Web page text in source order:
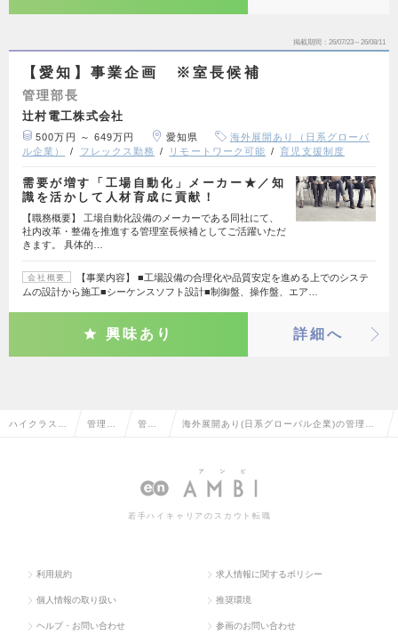
掲載期間 26/07/23～26/08/11
【愛知】事業企画 ※室長候補
管理部長
辻村電工株式会社
500万円 ～ 649万円 愛知県
海外展開あり（日系グローバ
ル企業）
フレックス勤務 リモートワーク可能 育児支援制度
需要が増す「工場自動化」メーカー★／知
識を活かして人材育成に貢献！
【職務概要】 工場自動化設備のメーカーである同社にて、
社内改革・整備を推進する管理室長候補としてご活躍いただ
きます。 具体的…
会社概要
【事業内容】 ■工場設備の合理化や品質安定を進める上でのシステ
ムの設計から施工■シーケンスソフト設計■制御盤、操作盤、エア…
興味あり 詳細へ
ハイクラス求 管理部 管理 海外展開あり(日系グローバル企業)の管理部
若手ハイキャリアのスカウト転職
利用規約 求人情報に関するポリシー
個人情報の取り扱い 推奨環境
ヘルプ・お問い合わせ 参画のお問い合わせ